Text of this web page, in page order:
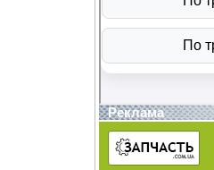
Реклама